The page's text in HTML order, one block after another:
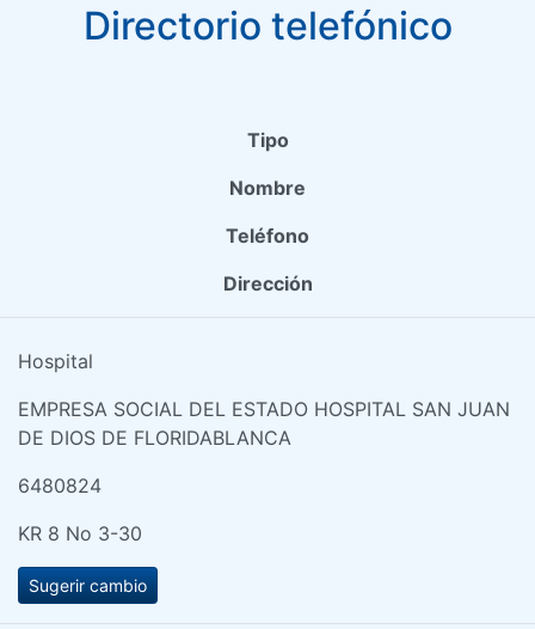
Directorio telefónico
Tipo
Nombre
Teléfono
Dirección
Hospital
EMPRESA SOCIAL DEL ESTADO HOSPITAL SAN JUAN
DE DIOS DE FLORIDABLANCA
6480824
KR 8 No 3-30
Sugerir cambio